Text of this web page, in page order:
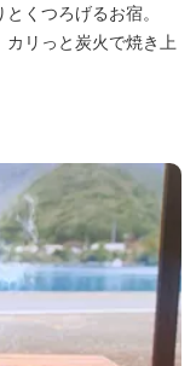
くつろげるお宿。
リっと炭火で焼き上